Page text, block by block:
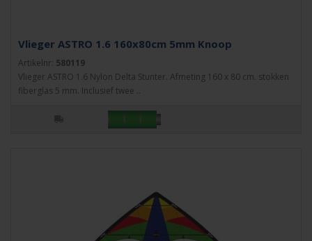
Vlieger ASTRO 1.6 160x80cm 5mm Knoop
Artikelnr: 580119
Vlieger ASTRO 1.6 Nylon Delta Stunter. Afmeting 160 x 80 cm. stokken
fiberglas 5 mm. Inclusief twee ..